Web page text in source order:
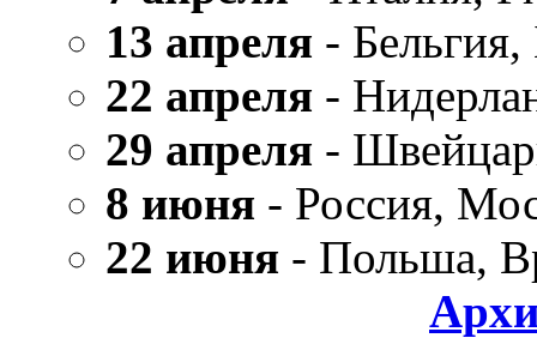
13 апреля -
22 апреля -
29 апреля -
8 июня - Россия,
22 июня - Польша,